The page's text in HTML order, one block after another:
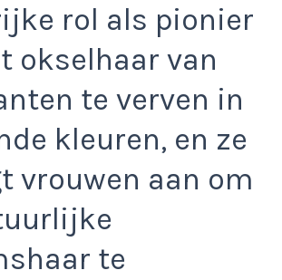
rol als pionier
okselhaar van
te verven in
kleuren, en ze
vrouwen aan om
te